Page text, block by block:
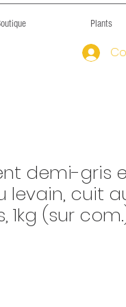
Plants
demi-gris
levain, cuit
1kg (sur